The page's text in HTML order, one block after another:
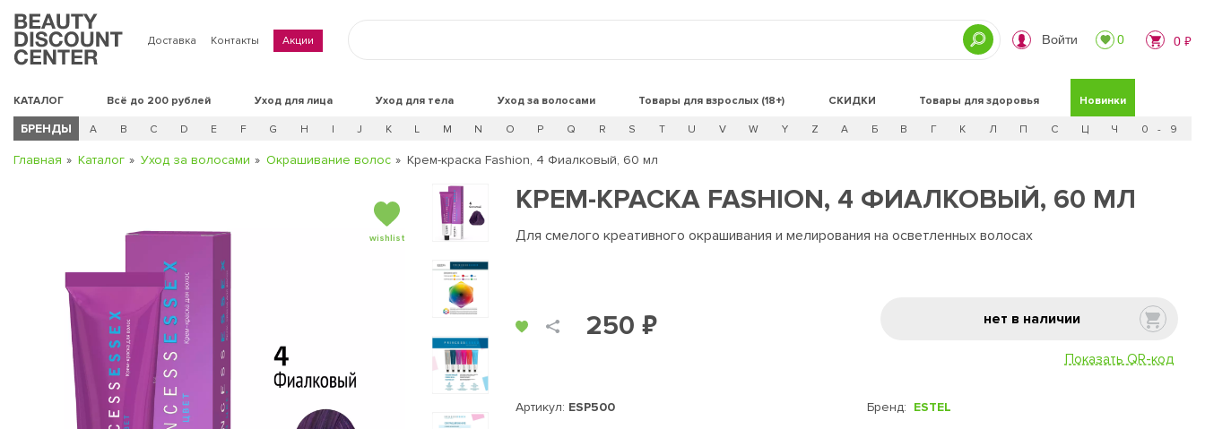
Доставка Контакты Акции Войти 0 0 ₽
КАТАЛОГ Всё до 200 рублей Уход для лица Уход для тела Уход за волосами Товары для взрослых (18+) СКИДКИ Новинки
Товары для здоровья
БРЕНДЫ A B C D E F G H I J K L M N O P Q R S T U V W Y Z А Б В Г К Л П С Ц Ч 0 - 9
Главная Каталог Уход за волосами Окрашивание волос Крем-краска Fashion, 4 Фиалковый, 60 мл
wishlist
КРЕМ-КРАСКА FASHION, 4 ФИАЛКОВЫЙ, 60 МЛ
Для смелого креативного окрашивания и мелирования на осветленных волосах
250 ₽ нет в наличии
Показать QR-код
Артикул: ESP500
Бренд: ESTEL